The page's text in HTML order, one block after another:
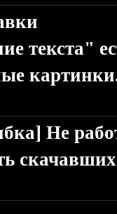
текста"
Не